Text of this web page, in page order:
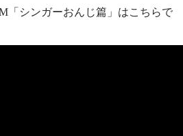
「シンガーおんじ篇」はこちらで